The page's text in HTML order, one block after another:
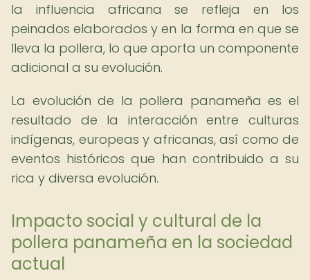
la influencia africana se refleja en los
peinados elaborados y en la forma en que se
lleva la pollera, lo que aporta un componente
adicional a su evolución.
La evolución de la pollera panameña es el
resultado de la interacción entre culturas
indígenas, europeas y africanas, así como de
eventos históricos que han contribuido a su
rica y diversa evolución.
Impacto social y cultural de la
pollera panameña en la sociedad
actual